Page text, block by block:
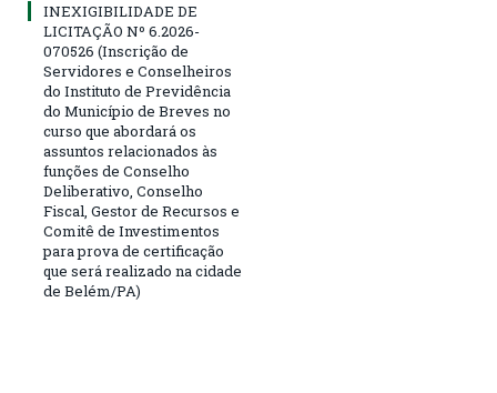
INEXIGIBILIDADE DE
LICITAÇÃO Nº 6.2026-
070526 (Inscrição de
Servidores e Conselheiros
do Instituto de Previdência
do Município de Breves no
curso que abordará os
assuntos relacionados às
funções de Conselho
Deliberativo, Conselho
Fiscal, Gestor de Recursos e
Comitê de Investimentos
para prova de certificação
que será realizado na cidade
de Belém/PA)